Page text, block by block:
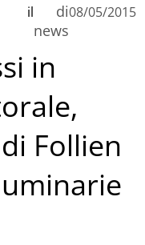
di
news
il 08/05/2015
in
Follien